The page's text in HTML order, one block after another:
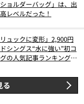
ョルダーバッグ」は、出
レベルだった！
ュックに変形」2,900円
シングス“水に強い”初コ
の人気記事ランキングベ
る